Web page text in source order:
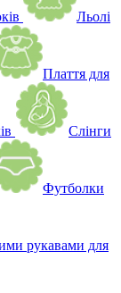
Льолі
Плаття для
Слінги
Футболки
рукавами для